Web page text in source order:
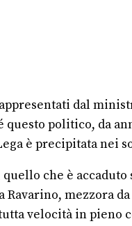
dal
questo politico, da
è precipitata nei
che è accaduto
mezzora
tutta velocità in